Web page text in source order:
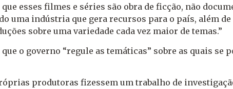
esses filmes e séries são obra de ficção, não
uma indústria que gera recursos para o país, além
sobre uma variedade cada vez maior de temas.”
o governo “regule as temáticas” sobre as quais
produtoras fizessem um trabalho de